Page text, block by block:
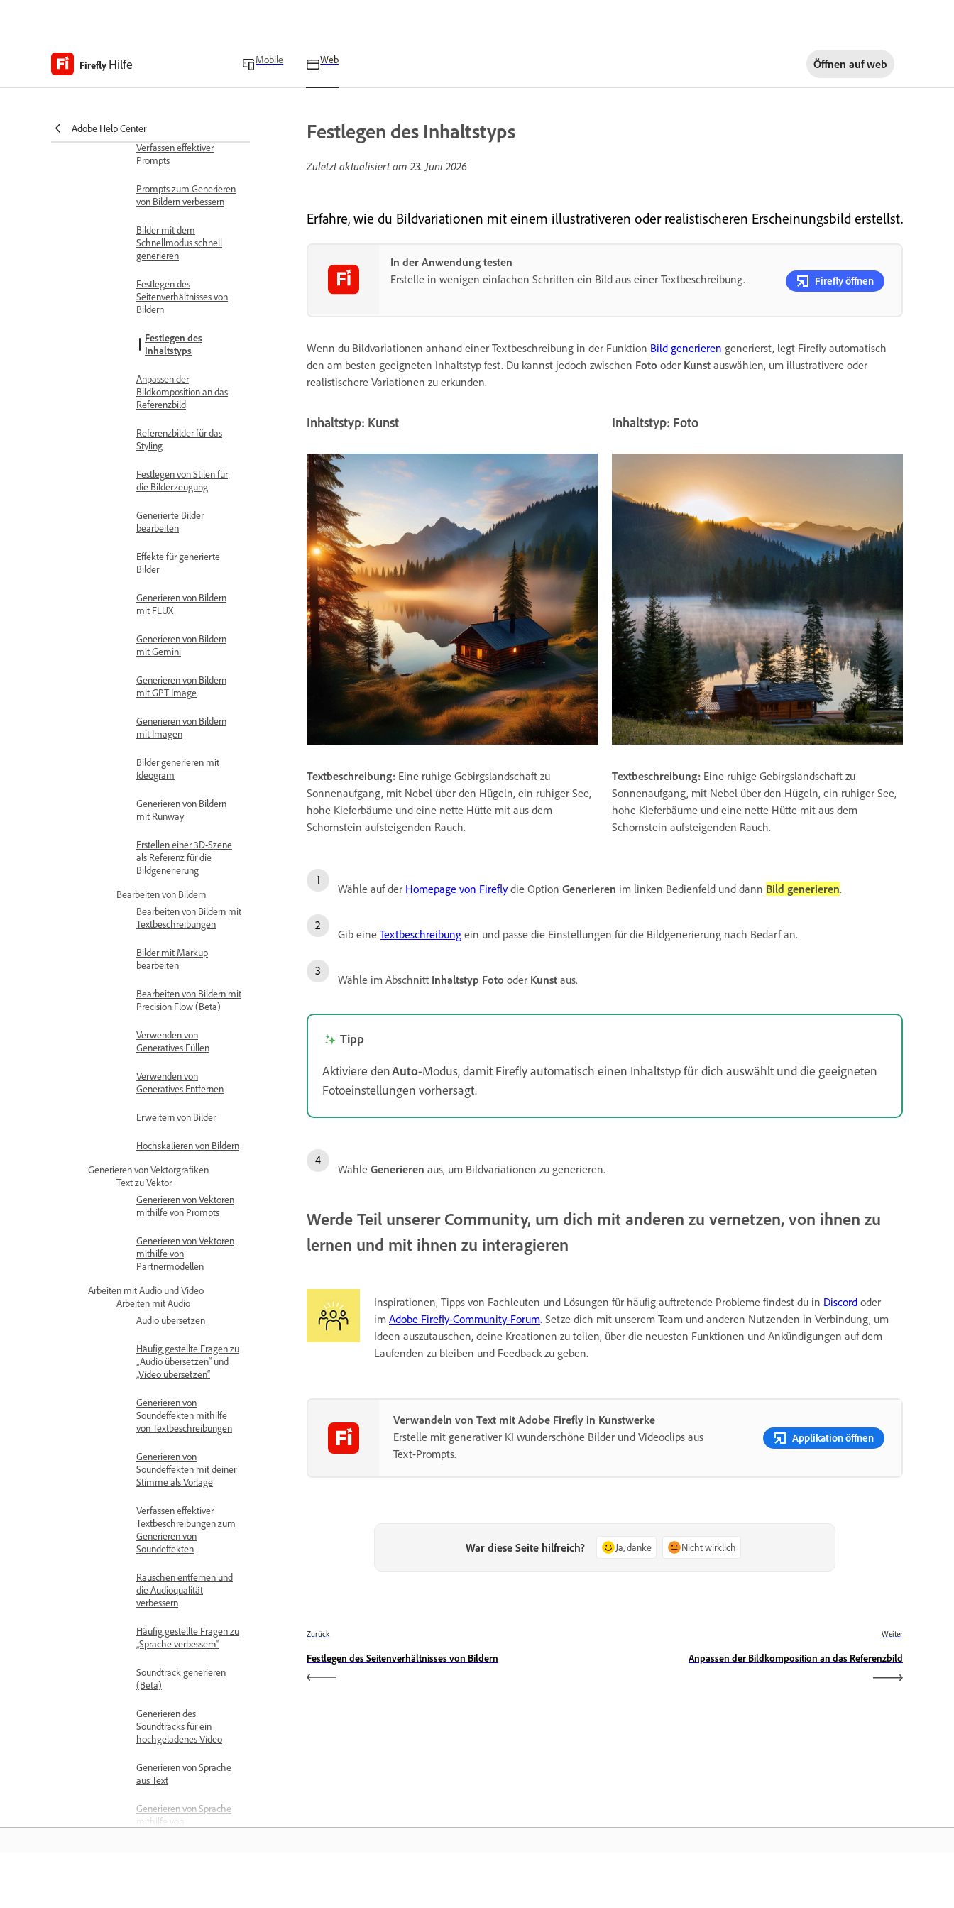
Firefly Hilfe Mobile Web Öffnen aufweb
Adobe Help Center
Generiere Bilder
Verfassen effektiver
Prompts
Prompts zum Generieren
von Bildern verbessern
Bilder mit dem
Schnellmodus schnell
generieren
Festlegen des
Seitenverhältnisses von
Bildern
Festlegen des
Inhaltstyps
Anpassen der
Bildkomposition an das
Referenzbild
Referenzbilder für das
Styling
Festlegen von Stilen für
die Bilderzeugung
Generierte Bilder
bearbeiten
Effekte für generierte
Bilder
Generieren von Bildern
mit FLUX
Generieren von Bildern
mit Gemini
Generieren von Bildern
mit GPT Image
Generieren von Bildern
mit Imagen
Bilder generieren mit
Ideogram
Generieren von Bildern
mit Runway
Erstellen einer 3D-Szene
als Referenz für die
Bildgenerierung
Bearbeiten von Bildern
Bearbeiten von Bildern mit
Textbeschreibungen
Bilder mit Markup
bearbeiten
Bearbeiten von Bildern mit
Precision Flow (Beta)
Verwenden von
Generatives Füllen
Verwenden von
Generatives Entfernen
Erweitern von Bilder
Hochskalieren von Bildern
Generieren von Vektorgrafiken
Text zu Vektor
Generieren von Vektoren
mithilfe von Prompts
Generieren von Vektoren
mithilfe von
Partnermodellen
Arbeiten mit Audio und Video
Arbeiten mit Audio
Audio übersetzen
Häufig gestellte Fragen zu
„Audio übersetzen“ und
„Video übersetzen“
Generieren von
Soundeffekten mithilfe
von Textbeschreibungen
Generieren von
Soundeffekten mit deiner
Stimme als Vorlage
Verfassen effektiver
Textbeschreibungen zum
Generieren von
Soundeffekten
Rauschen entfernen und
die Audioqualität
verbessern
Häufig gestellte Fragen zu
„Sprache verbessern“
Soundtrack generieren
(Beta)
Generieren des
Soundtracks für ein
hochgeladenes Video
Generieren von Sprache
aus Text
Generieren von Sprache
mithilfe von
Festlegen des Inhaltstyps
Zuletzt aktualisiert am23. Juni 2026
Erfahre, wie du Bildvariationen mit einem illustrativeren oder realistischeren Erscheinungsbild erstellst.
In der Anwendung testen
Erstelle in wenigen einfachen Schritten ein Bild aus einer Textbeschreibung.
Firefly öffnen
Wenn du Bildvariationen anhand einer Textbeschreibung in der Funktion Bild generieren generierst, legt Firefly automatisch
den am besten geeigneten Inhaltstyp fest. Du kannst jedoch zwischen Foto oder Kunst auswählen, um illustrativere oder
realistischere Variationen zu erkunden.
Inhaltstyp: Kunst
Textbeschreibung: Eine ruhige Gebirgslandschaft zu
Sonnenaufgang, mit Nebel über den Hügeln, ein ruhiger See,
hohe Kieferbäume und eine nette Hütte mit aus dem
Schornstein aufsteigenden Rauch.
Inhaltstyp: Foto
Textbeschreibung: Eine ruhige Gebirgslandschaft zu
Sonnenaufgang, mit Nebel über den Hügeln, ein ruhiger See,
hohe Kieferbäume und eine nette Hütte mit aus dem
Schornstein aufsteigenden Rauch.
Wähle auf der Homepage von Fireflydie Option Generieren im linken Bedienfeld und dann Bild generieren.
Gib eine Textbeschreibung ein und passe die Einstellungen für die Bildgenerierung nach Bedarf an.
Wähle im Abschnitt Inhaltstyp Foto oder Kunst aus.
Tipp
Aktiviere denAuto-Modus, damit Firefly automatisch einen Inhaltstyp für dich auswählt und die geeigneten
Fotoeinstellungen vorhersagt.
Wähle Generieren aus, um Bildvariationen zu generieren.
Werde Teil unserer Community, um dich mit anderen zu vernetzen, von ihnen zu
lernen und mit ihnen zu interagieren
Inspirationen, Tipps von Fachleuten und Lösungen für häufig auftretende Probleme findest du in Discord oder
im Adobe Firefly-Community-Forum. Setze dich mit unserem Team und anderen Nutzenden in Verbindung, um
Ideen auszutauschen, deine Kreationen zu teilen, über die neuesten Funktionen und Ankündigungen auf dem
Laufenden zu bleiben und Feedback zu geben.
Verwandeln von Text mit Adobe Firefly in Kunstwerke
Erstelle mit generativer KI wunderschöne Bilder und Videoclips aus
Text-Prompts.
Applikation öffnen
War diese Seite hilfreich? Ja, danke Nicht wirklich
Zurück
Festlegen des Seitenverhältnisses von Bildern
Weiter
Anpassen der Bildkomposition an das Referenzbild